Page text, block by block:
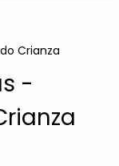
Crianza
-